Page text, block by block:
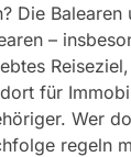
Die Balearen
–
für
Wer
regeln